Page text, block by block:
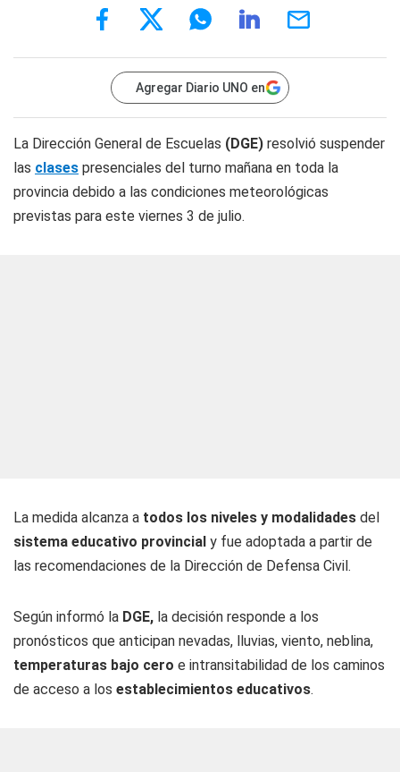
Agregar Diario UNO en
La Dirección General de Escuelas (DGE) resolvió suspender
las clases presenciales del turno mañana en toda la
provincia debido a las condiciones meteorológicas
previstas para este viernes 3 de julio.
La medida alcanza a todos los niveles y modalidades del
sistema educativo provincial y fue adoptada a partir de
las recomendaciones de la Dirección de Defensa Civil.
Según informó la DGE, la decisión responde a los
pronósticos que anticipan nevadas, lluvias, viento, neblina,
temperaturas bajo cero e intransitabilidad de los caminos
de acceso a los establecimientos educativos.